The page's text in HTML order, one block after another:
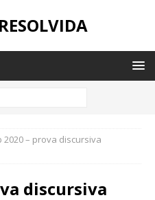
2020 – prova discursiva
discursiva